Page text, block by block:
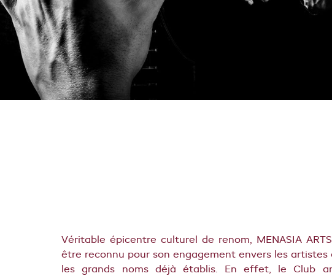
Véritable épicentre culturel de renom, MENASIA
être reconnu pour son engagement envers les artistes
les grands noms déjà établis. En effet, le Club